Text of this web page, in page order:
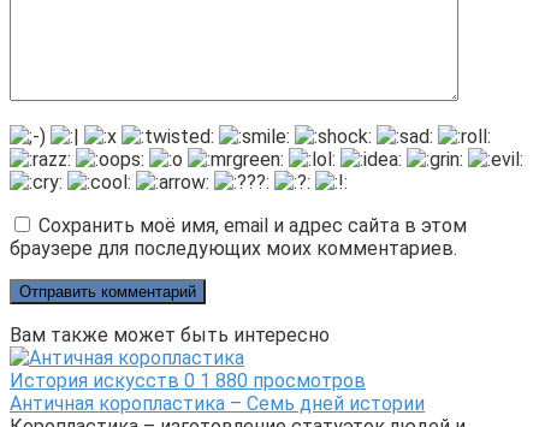
Сохранить моё имя, email и адрес сайта в этом
браузере для последующих моих комментариев.
Вам также может быть интересно
История искусств 0 1 880 просмотров
Античная коропластика – Семь дней истории